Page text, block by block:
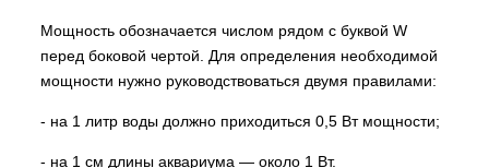
Мощность обозначается числом рядом с буквой W
перед боковой чертой. Для определения необходимой
мощности нужно руководствоваться двумя правилами:
- на 1 литр воды должно приходиться 0,5 Вт мощности;
- на 1 см длины аквариума — около 1 Вт.